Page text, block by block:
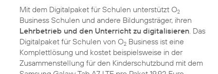
Mit dem Digitalpaket für Schulen unterstützt O2
Business Schulen und andere Bildungsträger, ihren
Lehrbetrieb und den Unterricht zu digitalisieren . Das
Digitalpaket für Schulen von O2 Business ist eine
Komplettlösung und kostet beispielsweise in der
Zusammenstellung für den Kinderschutzbund mit dem